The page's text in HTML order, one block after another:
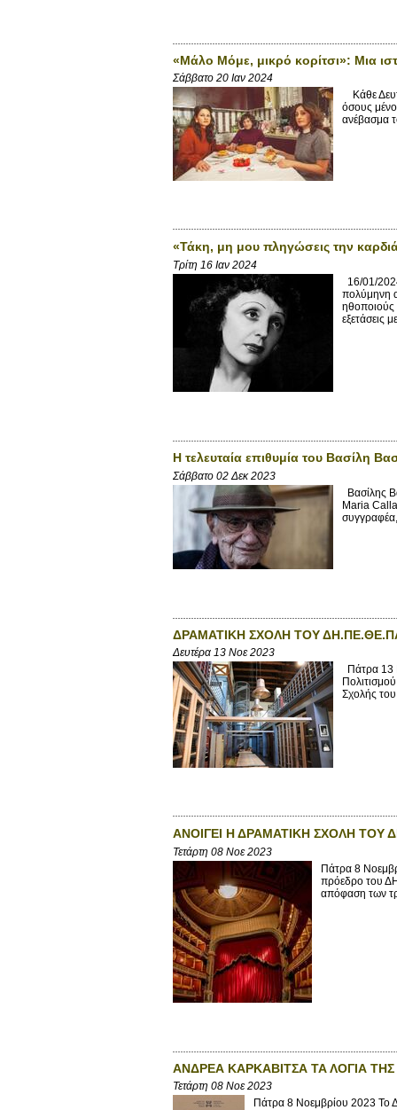
«Μάλο Μόμε, μικρό κορίτσι»: Μια
Σάββατο 20 Ιαν 2024
Κάθε
όσους
ανέβασμα
«Τάκη, μη μου πληγώσεις την
Τρίτη 16 Ιαν 2024
16/01/
πολύμηνη
ηθοποιούς
εξετάσεις
Η τελευταία επιθυμία του Βασίλη
Σάββατο 02 Δεκ 2023
Βασίλης
Maria
ΔΡΑΜΑΤΙΚΗ ΣΧΟΛΗ ΤΟΥ
Δευτέρα 13 Νοε 2023
Πάτρα 13
Σχολής
ΑΝΟΙΓΕΙ Η ΔΡΑΜΑΤΙΚΗ ΣΧΟΛΗ
Τετάρτη 08 Νοε 2023
Πάτρα 8
πρόεδρο του
απόφαση των
ΑΝΔΡΕΑ ΚΑΡΚΑΒΙΤΣΑ ΤΑ ΛΟΓΙΑ ΤΗΣ
Τετάρτη 08 Νοε 2023
Πάτρα 8 Νοεμβρίου 2023 Το